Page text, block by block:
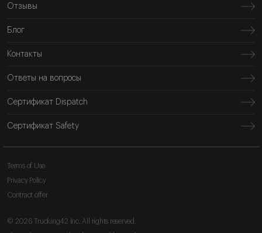
Отзывы
Блог
Контакты
Ответы на вопросы
Сертификат Dispatch
Сертификат Safety
© 2026 Trucking42 Inc. All rights reserved.
Terms of Use
Privacy Policy
Contract offer